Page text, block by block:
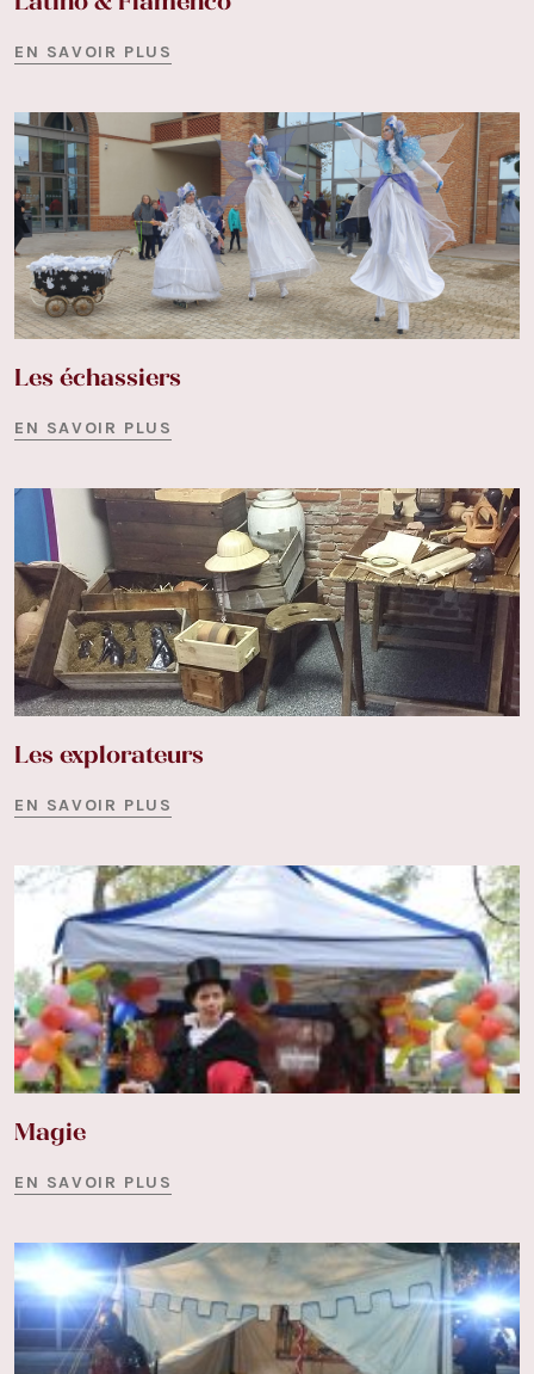
EN SAVOIR PLUS
Les échassiers
EN SAVOIR PLUS
Les explorateurs
EN SAVOIR PLUS
Magie
EN SAVOIR PLUS